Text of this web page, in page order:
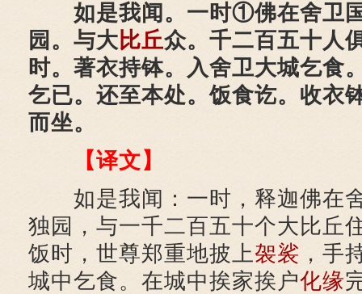
如是我闻。一时①佛在舍卫国
园。与大 比丘众。千二百五十人
时。著衣持钵。入舍卫大城乞食
乞已。还至本处。饭食讫。收衣
而坐。
【译文】
如是我闻：一时，释迦佛在
独园，与一千二百五十个大比丘
饭时，世尊郑重地披上袈裟 ，手
城中乞食。在城中挨家挨户化缘